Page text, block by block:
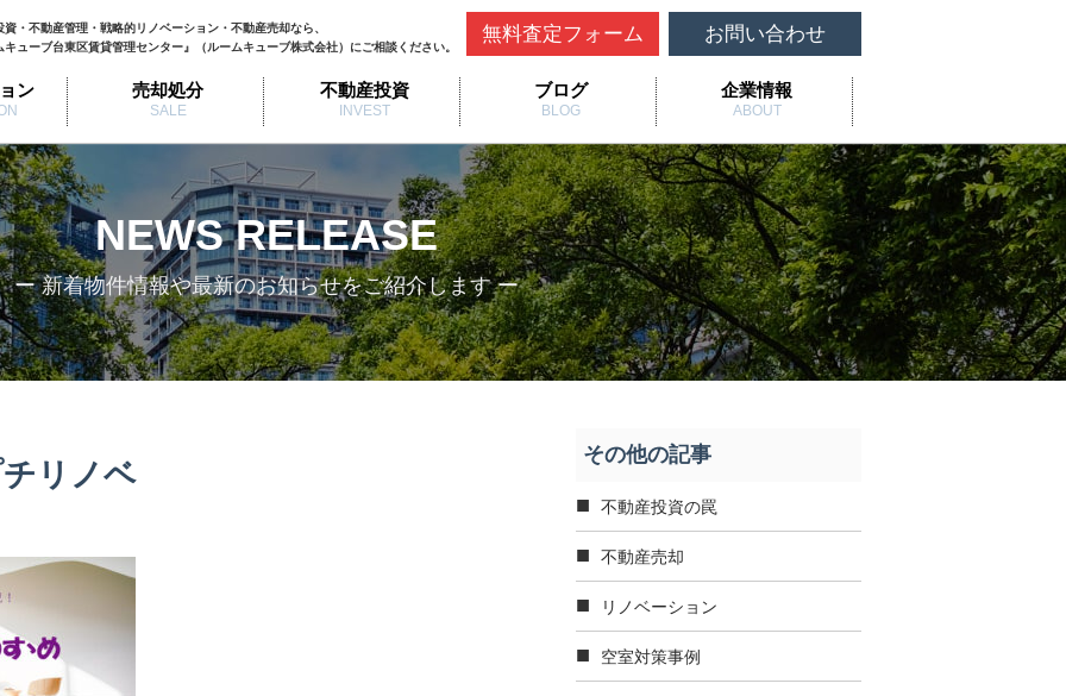
資・不動産管理・戦略的リノベーション・不動産売却なら、
キューブ台東区賃貸管理センター』（ルームキューブ株式会社）にご相談ください。
ン 売却処分
SALE
不動産投資
INVEST
ブログ
BLOG
企業情報
ABOUT
無料査定フォーム お問い合わせ
NEWS RELEASE
ー 新着物件情報や最新のお知らせをご紹介します ー
リノベ
その他の記事
不動産投資の罠
不動産売却
リノベーション
空室対策事例